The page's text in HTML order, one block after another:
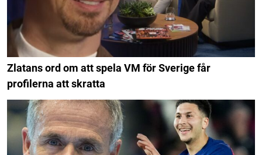
Zlatans ord om att spela VM för Sverige får
profilerna att skratta